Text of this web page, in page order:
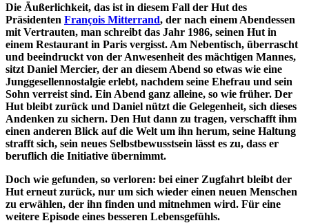
Die Äußerlichkeit, das ist in diesem Fall der Hut des
Präsidenten François Mitterrand, der nach einem Abendessen
mit Vertrauten, man schreibt das Jahr 1986, seinen Hut in
einem Restaurant in Paris vergisst. Am Nebentisch, überrascht
und beeindruckt von der Anwesenheit des mächtigen Mannes,
sitzt Daniel Mercier, der an diesem Abend so etwas wie eine
Junggesellennostalgie erlebt, nachdem seine Ehefrau und sein
Sohn verreist sind. Ein Abend ganz alleine, so wie früher. Der
Hut bleibt zurück und Daniel nützt die Gelegenheit, sich dieses
Andenken zu sichern. Den Hut dann zu tragen, verschafft ihm
einen anderen Blick auf die Welt um ihn herum, seine Haltung
strafft sich, sein neues Selbstbewusstsein lässt es zu, dass er
beruflich die Initiative übernimmt.
Doch wie gefunden, so verloren: bei einer Zugfahrt bleibt der
Hut erneut zurück, nur um sich wieder einen neuen Menschen
zu erwählen, der ihn finden und mitnehmen wird. Für eine
weitere Episode eines besseren Lebensgefühls.